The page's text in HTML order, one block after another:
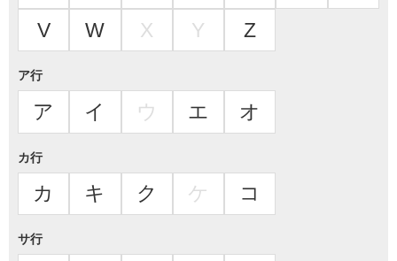
V
W X Y Z
ア行
ア イ ウ エ オ
カ行
カ キ ク ケ コ
サ行